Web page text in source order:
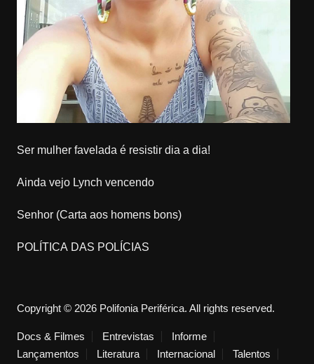
Ser mulher favelada é resistir dia a dia!
Ainda vejo Lynch vencendo
Senhor (Carta aos homens bons)
POLÍTICA DAS POLÍCIAS
Copyright © 2026 Polifonia Periférica. All rights reserved.
Docs & Filmes Entrevistas
Informe
Lançamentos
Literatura Internacional Talentos